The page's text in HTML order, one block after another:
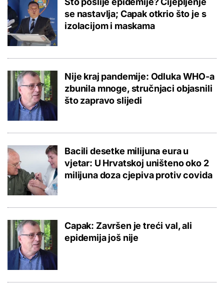
se nastavlja; Capak otkrio što je s
izolacijom i maskama
Nije kraj pandemije: Odluka WHO-a
zbunila mnoge, stručnjaci objasnili
što zapravo slijedi
Bacili desetke milijuna eura u
vjetar: U Hrvatskoj uništeno oko 2
milijuna doza cjepiva protiv covida
Capak: Završen je treći val, ali
epidemija još nije